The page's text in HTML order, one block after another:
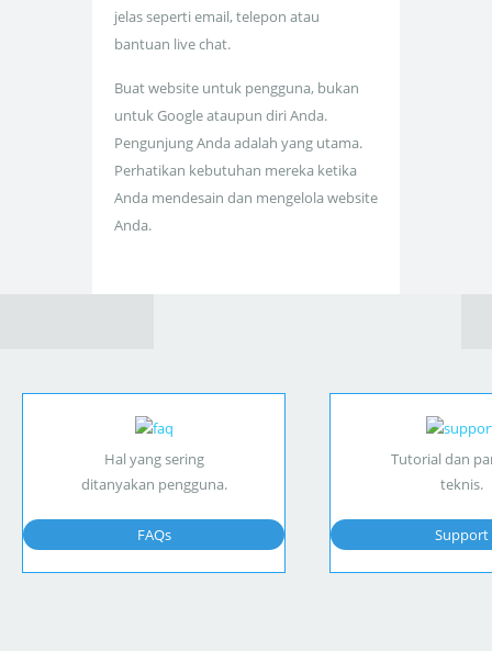
jelas seperti email, telepon atau
bantuan live chat.
Buat website untuk pengguna, bukan
untuk Google ataupun diri Anda.
Pengunjung Anda adalah yang utama.
Perhatikan kebutuhan mereka ketika
Anda mendesain dan mengelola website
Anda.
Hal yang sering
ditanyakan pengguna.
FAQs
Tutorial dan
teknis.
Support